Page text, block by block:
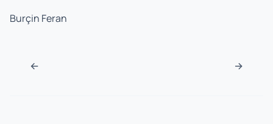
Burçin Feran
Navigasyon sonrası
← →